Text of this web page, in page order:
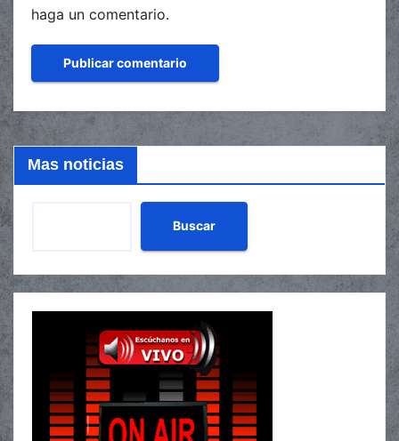
haga un comentario.
Mas noticias
Buscar